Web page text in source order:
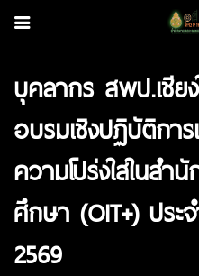
บุคลากร สพป.เชีย
อบรมเชิงปฏิบัติกา
ความโปร่งใสในสำ
ศึกษา (OIT+) ปร
2569